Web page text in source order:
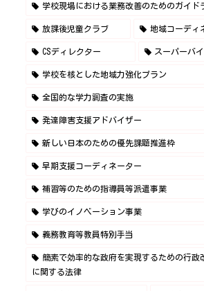
学校現場における業務改善のためのガイド
放課後児童クラブ 地域コーディ
CSディレクター スーパーバ
学校を核とした地域力強化プラン
全国的な学力調査の実施
発達障害支援アドバイザー
新しい日本のための優先課題推進枠
早期支援コーディネーター
補習等のための指導員等派遣事業
学びのイノベーション事業
義務教育等教員特別手当
簡素で効率的な政府を実現するための行政
に関する法律